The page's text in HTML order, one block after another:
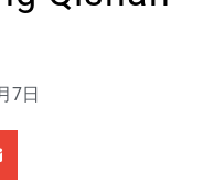
7日